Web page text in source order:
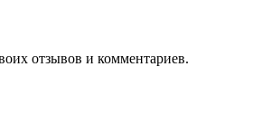
отзывов и комментариев.